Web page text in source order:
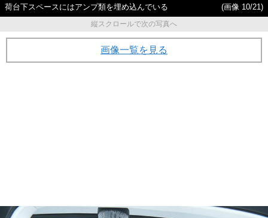
荷台下スペースにはアンプ類を埋め込んでいる
(画像 10/21)
縦スクロールで次の写真へ
画像一覧を見る